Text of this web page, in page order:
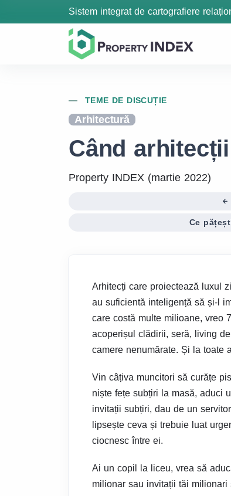
Sistem integrat de cartografiere
TEME DE DISCUȚIE
Arhitectură
Când
Property INDEX (martie 2022)
Ce
Arhitecți care proiectează luxul
au suficientă inteligență să și-l
care costă multe milioane, vreo
acoperișul clădirii, seră, living
camere nenumărate. Și la toate
Vin câțiva muncitori să curățe
niște fețe subțiri la masă, aduci
invitații subțiri, dau de un
lipsește ceva și trebuie luat
ciocnesc între ei.
Ai un copil la liceu, vrea să
milionar sau invitații tăi